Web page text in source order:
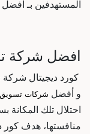
المستهدفين بـافضل
افضل شركة
كورد ديجيتال شركة
و أفضل شركات تسويق
احتلال تلك
منافستها، هدف كور